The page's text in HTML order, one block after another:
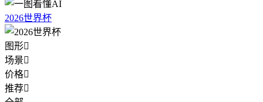
2026世界杯
图形
场景
价格
推荐